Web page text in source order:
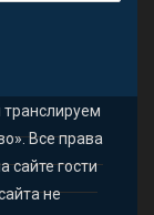
Все права
сайте гости
не